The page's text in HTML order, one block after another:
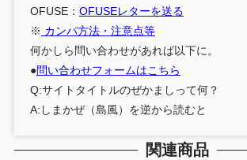
OFUSE： OFUSEレターを送る
※ カンパ方法・注意点等
何かしら問い合わせがあれば以下に。
●問い合わせフォームはこちら
Q:サイトタイトルのぜかましって何？
A:しまかぜ（島風）を逆から読むと
関連商品